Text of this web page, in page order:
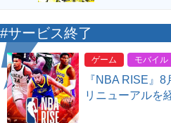
#サービス終了
ゲーム モバイル
『NBA RISE』
リニューアルを